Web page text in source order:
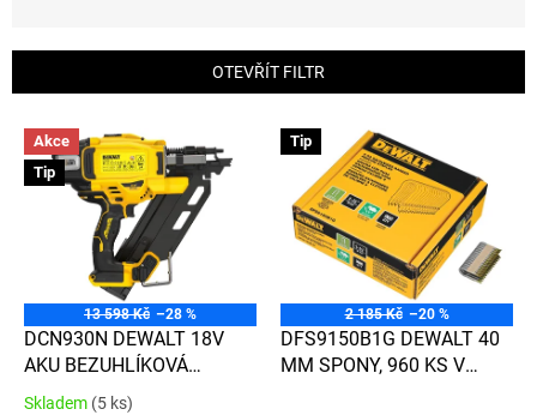
í
OTEVŘÍT FILTR
V Akce
Tip
13 598 Kč –28 %
DCN930N DEWALT 18V
AKU BEZUHLÍKOVÁ
HŘEBÍKOVAČKA BEZ
Průměrné
Skladem (5 ks)
Tip
2 185 Kč –20 %
DFS9150B1G DEWALT 40
MM SPONY, 960 KS V